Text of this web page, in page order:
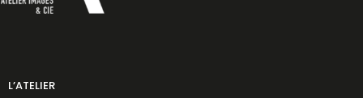
L’ATELIER